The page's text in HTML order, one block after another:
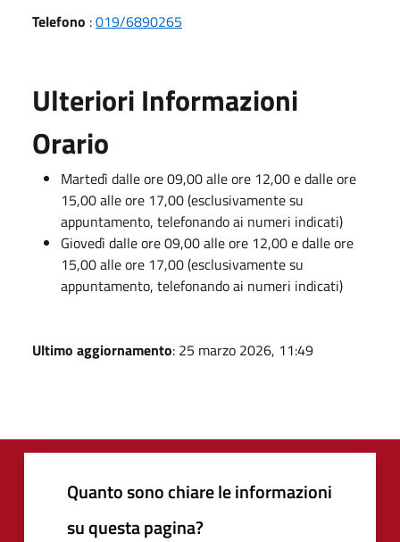
Telefono :019/6890265
Ulteriori Informazioni
Orario
Martedì dalle ore 09,00 alle ore 12,00 e dalle ore
15,00 alle ore 17,00 (esclusivamente su
appuntamento, telefonando ai numeri indicati)
Giovedì dalle ore 09,00 alle ore 12,00 e dalle ore
15,00 alle ore 17,00 (esclusivamente su
appuntamento, telefonando ai numeri indicati)
Ultimo aggiornamento: 25 marzo 2026, 11:49
Quanto sono chiare le informazioni
su questa pagina?